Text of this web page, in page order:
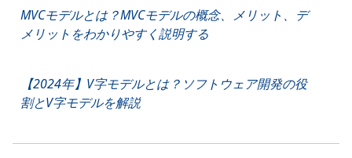
MVCモデルとは？MVCモデルの概念、メリット、デ
メリットをわかりやすく説明する
【2024年】V字モデルとは？ソフトウェア開発の役
割とV字モデルを解説